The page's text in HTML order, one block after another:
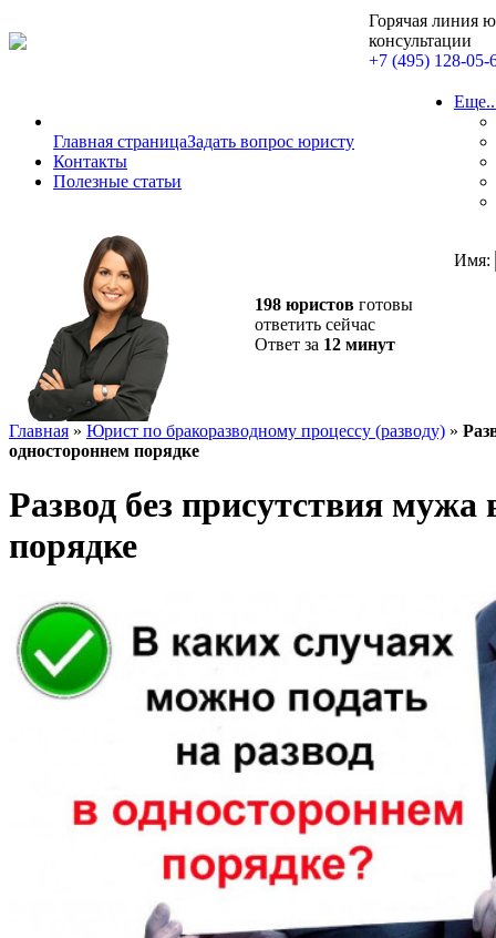
Горячая линия
консультации
+7 (495) 128-05-
Главная страницаЗадать вопрос юристу
Контакты
Полезные статьи
198 юристов готовы
ответить сейчас
Ответ за 12 минут
Имя:
Главная » Юрист по бракоразводному процессу (разводу) »
одностороннем порядке
Развод без присутствия мужа
порядке